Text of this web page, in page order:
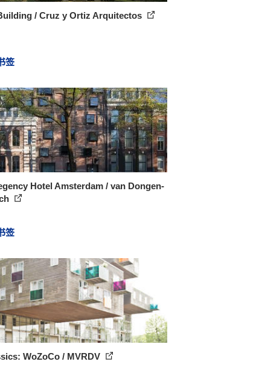
/ Cruz y Ortiz Arquitectos
签
Hotel Amsterdam / van Dongen-
签
WoZoCo / MVRDV